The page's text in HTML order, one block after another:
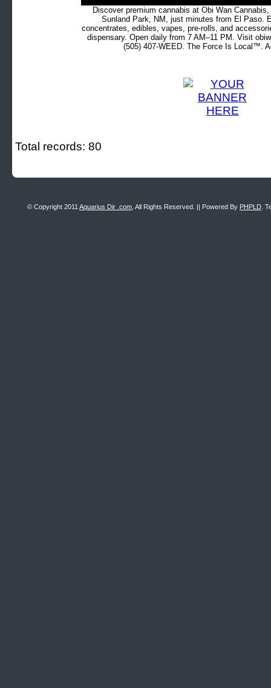
Discover premium cannabis at Obi Wan
Sunland Park, NM, just minutes from El Paso.
concentrates, edibles, vapes, pre-rolls, and
dispensary. Open daily from 7 AM–11 PM. Visit
(505) 407-WEED. The Force Is Local™.
Total records: 80
© Copyright 2011 Aquarius Dir .com , All Rights Reserved. || Powered By PHPLD .